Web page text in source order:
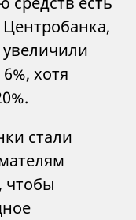
Центробанка,
хотя
стали
чтобы